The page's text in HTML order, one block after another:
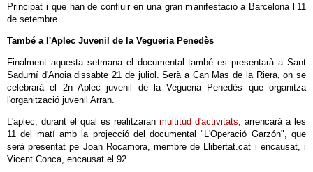
Principat i que han de confluir en una gran manifestació a Barcelona l’11
de setembre.
També a l'Aplec Juvenil de la Vegueria Penedès
Finalment aquesta setmana el documental també es presentarà a Sant
Sadurní d'Anoia dissabte 21 de juliol. Serà a Can Mas de la Riera, on se
celebrarà el 2n Aplec juvenil de la Vegueria Penedès que organitza
l'organització juvenil Arran.
L'aplec, durant el qual es realitzaran multitud d'activitats, arrencarà a les
11 del matí amb la projecció del documental "L'Operació Garzón", que
serà presentat pe Joan Rocamora, membre de Llibertat.cat i encausat, i
Vicent Conca, encausat el 92.